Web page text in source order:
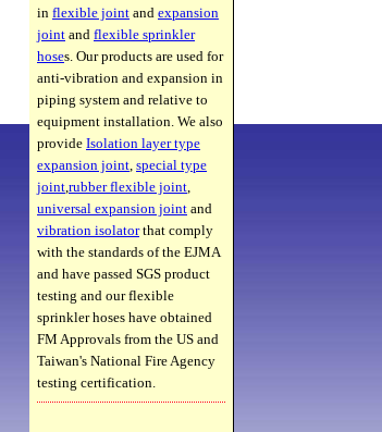
in flexible joint and expansion
joint and flexible sprinkler
hoses. Our products are used for
anti-vibration and expansion in
piping system and relative to
equipment installation. We also
provide Isolation layer type
expansion joint, special type
joint,rubber flexible joint,
universal expansion joint and
vibration isolatorthat comply
with the standards of the EJMA
and have passed SGS product
testing and our flexible
sprinkler hoses have obtained
FM Approvals from the US and
Taiwan's National Fire Agency
testing certification.